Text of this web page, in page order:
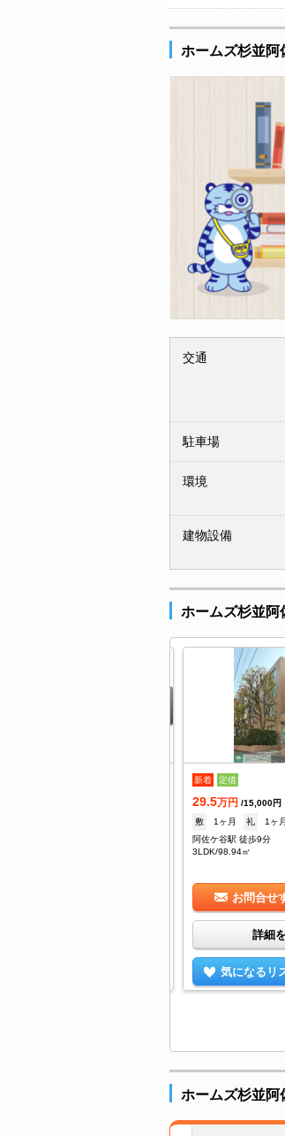
ホームズ杉並阿
交通
駐車場
環境
建物設備
ホームズ杉並阿
新着 定借
29.5万円 /15,000円
敷
1ヶ月 礼
1ヶ月
阿佐ケ谷駅 徒歩9分
3LDK/98.94㎡
お問合せ
詳細
気になるリ
ホームズ杉並阿